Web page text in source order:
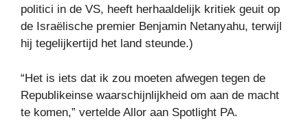
politici in de VS, heeft herhaaldelijk kritiek geuit op
de Israëlische premier Benjamin Netanyahu, terwijl
hij tegelijkertijd het land steunde.)
“Het is iets dat ik zou moeten afwegen tegen de
Republikeinse waarschijnlijkheid om aan de macht
te komen,” vertelde Allor aan Spotlight PA.